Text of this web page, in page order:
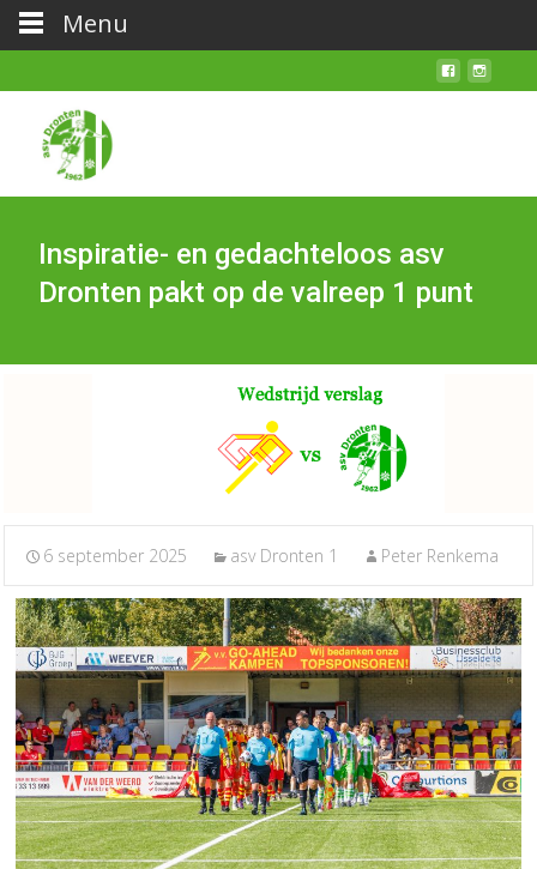
Inspiratie- en gedachteloos asv
Dronten pakt op de valreep 1 punt
6 september 2025 asv Dronten 1 Peter Renkema
Menu